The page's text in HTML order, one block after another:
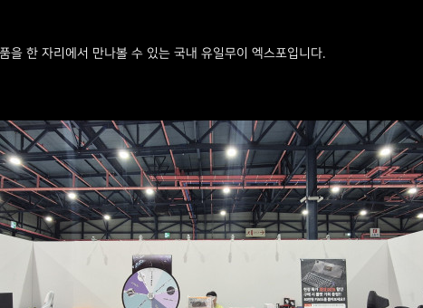
한 자리에서 만나볼 수 있는 국내 유일무이 엑스포입니다.